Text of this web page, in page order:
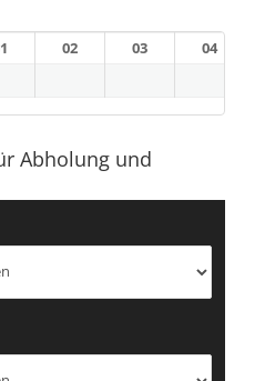
02 03 04
Abholung und